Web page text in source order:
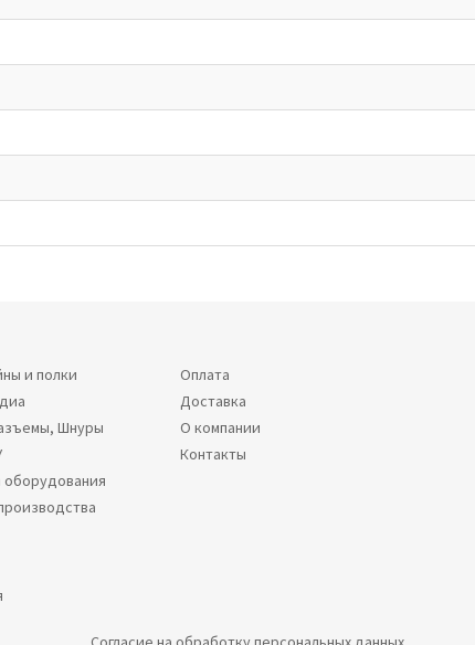
и полки
Шнуры
оборудования
Оплата
Доставка
О компании
Контакты